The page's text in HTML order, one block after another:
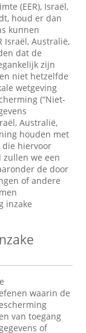
(EER), Israël,
houd er dan
kunnen
Israël, Australië,
dat de
zijn
niet hetzelfde
wetgeving
(“Niet-
Australië,
houden met
hiervoor
we een
de door
of andere
inzake
waarin de
van toegang
of